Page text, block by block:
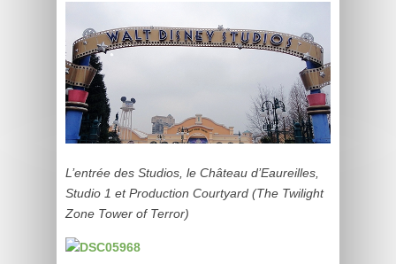
L’entrée des Studios, le Château d’Eaureilles,
Studio 1 et Production Courtyard (The Twilight
Zone Tower of Terror)